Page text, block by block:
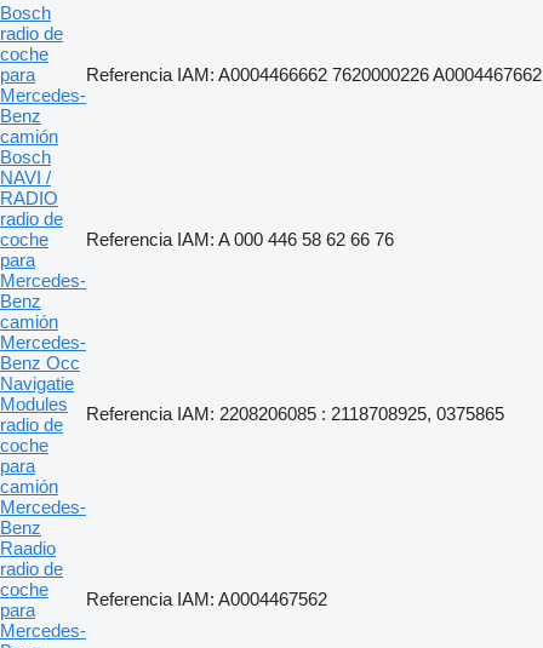
Bosch
radio de
coche
para
Mercedes-
Benz
camión
Referencia IAM: A0004466662 7620000226 A0004467662
Bosch
NAVI /
RADIO
radio de
coche
para
Mercedes-
Benz
camión
Referencia IAM: A 000 446 58 62 66 76
Mercedes-
Benz Occ
Navigatie
Modules
radio de
coche
para
camión
Referencia IAM: 2208206085 : 2118708925, 0375865
Mercedes-
Benz
Raadio
radio de
coche
para
Mercedes-
Referencia IAM: A0004467562